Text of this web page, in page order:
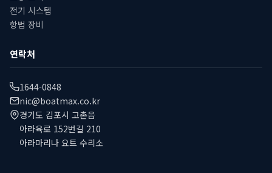
전기 시스템
항법 장비
연락처
1644-0848
nic@boatmax.co.kr
경기도 김포시 고촌읍
아라육로 152번길 210
아라마리나 요트 수리소